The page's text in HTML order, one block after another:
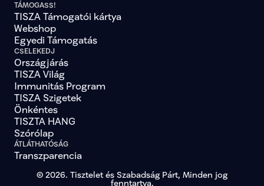
TÁMOGASS!
TISZA Támogatói kártya
Webshop
Egyedi Támogatás
CSELEKEDJ
Országjárás
TISZA Világ
Immunitás Program
TISZA Szigetek
Önkéntes
TISZTA HANG
Szórólap
ÁTLÁTHATÓSÁG
Transzparencia
© 2026. Tisztelet és Szabadság Párt, Minden jog
fenntartva.